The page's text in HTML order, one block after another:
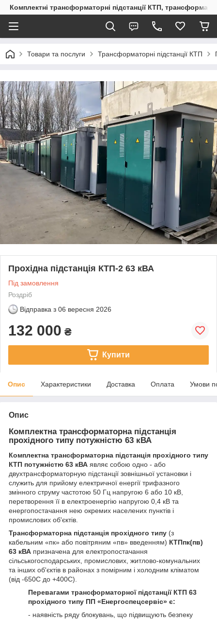
Комплектні трансформаторні підстанції КТП,
Товари та послуги Трансформаторні підстанції КТП
Прохідна підстанція КТП-2 63 кВА
Під замовлення
Роздріб
Відправка з 06 вересня 2026
132 000 ₴
Купити
Опис Характеристики Доставка Оплата Умови
Опис
Комплектна трансформаторна підстанція
прохідного типу потужністю 63 кВА
Комплектна трансформаторна підстанція прохідного типу
КТП потужністю 63 кВА являє собою одно - або
двухтрансформаторную підстанції зовнішньої установки і
служить для прийому електричної енергії трифазного
змінного струму частотою 50 Гц напругою 6 або 10 кВ,
перетворення її в електроенергію напругою 0,4 кВ та
енергопостачання нею окремих населених пунктів і
промислових об'єктів.
Трансформаторна підстанція прохідного типу (з
кабельним «пк» або повітряним «пв» введенням) КТПпк(пв)
63 кВА призначена для електропостачання
сільськогосподарських, промислових, житлово-комунальних
та інших об'єктів в районах з помірним і холодним кліматом
(від -650С до +400С).
Перевагами трансформаторної підстанції КТП 63
прохідного типу ПП «Енергоспецсервіс» є:
- наявність ряду блокувань, що підвищують безпеку